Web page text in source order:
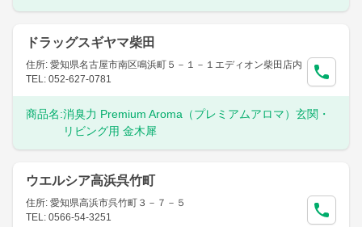
ドラッグスギヤマ柴田
住所: 愛知県名古屋市南区鳴浜町５－１－１エディオン柴田店内
TEL: 052-627-0781
商品名:消臭力 Premium Aroma（プレミアムアロマ）玄関・
リビング用 金木犀
ウエルシア高浜呉竹町
住所: 愛知県高浜市呉竹町３－７－５
TEL: 0566-54-3251